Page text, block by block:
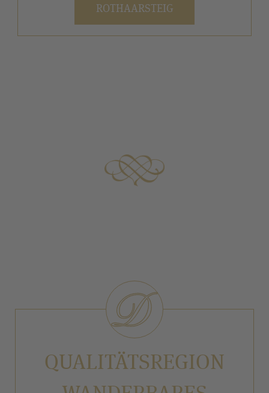
ROTHAARSTEIG
QUALITÄTSREGION